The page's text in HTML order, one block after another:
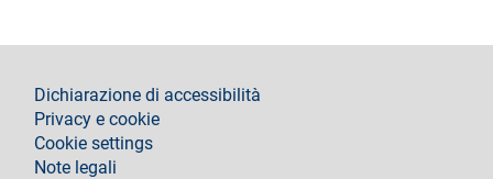
footer
Dichiarazione di accessibilità
Privacy e cookie
Cookie settings
Note legali